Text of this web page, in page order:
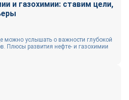
и газохимии: ставим цели,
можно услышать о важности глубокой
Плюсы развития нефте- и газохимии